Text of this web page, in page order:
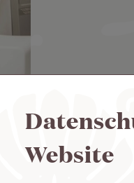
arbeiteten die Teams
Website